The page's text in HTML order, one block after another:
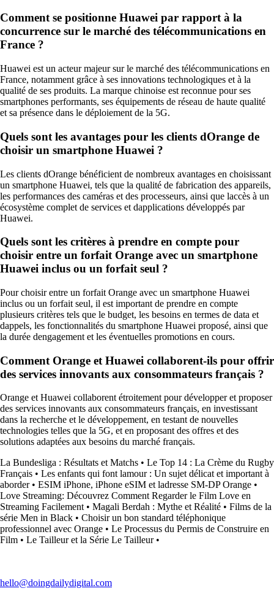
Comment se positionne Huawei par rapport à la
concurrence sur le marché des télécommunications en
France ?
Huawei est un acteur majeur sur le marché des télécommunications en
France, notamment grâce à ses innovations technologiques et à la
qualité de ses produits. La marque chinoise est reconnue pour ses
smartphones performants, ses équipements de réseau de haute qualité
et sa présence dans le déploiement de la 5G.
Quels sont les avantages pour les clients dOrange de
choisir un smartphone Huawei ?
Les clients dOrange bénéficient de nombreux avantages en choisissant
un smartphone Huawei, tels que la qualité de fabrication des appareils,
les performances des caméras et des processeurs, ainsi que laccès à un
écosystème complet de services et dapplications développés par
Huawei.
Quels sont les critères à prendre en compte pour
choisir entre un forfait Orange avec un smartphone
Huawei inclus ou un forfait seul ?
Pour choisir entre un forfait Orange avec un smartphone Huawei
inclus ou un forfait seul, il est important de prendre en compte
plusieurs critères tels que le budget, les besoins en termes de data et
dappels, les fonctionnalités du smartphone Huawei proposé, ainsi que
la durée dengagement et les éventuelles promotions en cours.
Comment Orange et Huawei collaborent-ils pour offrir
des services innovants aux consommateurs français ?
Orange et Huawei collaborent étroitement pour développer et proposer
des services innovants aux consommateurs français, en investissant
dans la recherche et le développement, en testant de nouvelles
technologies telles que la 5G, et en proposant des offres et des
solutions adaptées aux besoins du marché français.
La Bundesliga : Résultats et Matchs • Le Top 14 : La Crème du Rugby
Français • Les enfants qui font lamour : Un sujet délicat et important à
aborder• ESIM iPhone, iPhone eSIM et ladresse SM-DP Orange •
Love Streaming: Découvrez Comment Regarder le Film Love en
Streaming Facilement • Magali Berdah : Mythe et Réalité • Films de la
série Men in Black • Choisir un bon standard téléphonique
professionnel avec Orange • Le Processus du Permis de Construire en
Film • Le Tailleur et la Série Le Tailleur•
hello@doingdailydigital.com